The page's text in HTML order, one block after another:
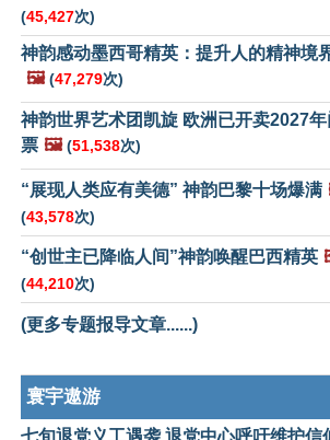
(45,427次)
神韵感动墨西哥精英：提升人的精神境
🖼️ (47,279次)
神韵世界艺术团凯旋 欧洲已开卖2027年
票 🖼️ (51,538次)
“展现人类应有美德” 神韵巴黎十场爆满
(43,578次)
“创世主已降临人间”神韵唤醒巴西精英
(44,210次)
(更多专题报导文章......)
寰宇遨游
七旬退党义工遇袭 退党中心呼吁维护信